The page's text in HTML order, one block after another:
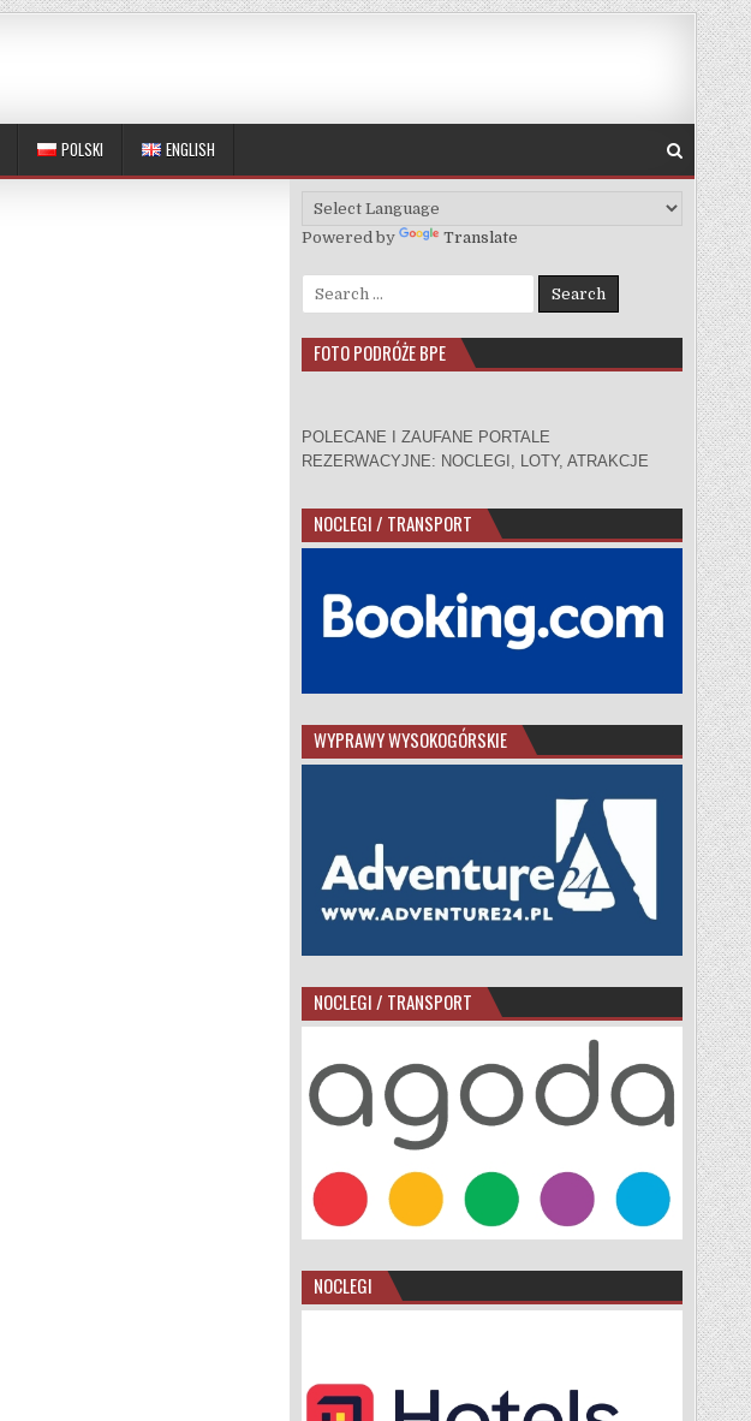
POLSKI ENGLISH
Powered by Translate
Search for:
FOTO PODRÓŻE BPE
POLECANE I ZAUFANE PORTALE
REZERWACYJNE: NOCLEGI, LOTY, ATRAKCJE
NOCLEGI / TRANSPORT
WYPRAWY WYSOKOGÓRSKIE
NOCLEGI / TRANSPORT
NOCLEGI